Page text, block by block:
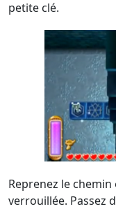
petite clé.
Reprenez le
verrouillée. Passez